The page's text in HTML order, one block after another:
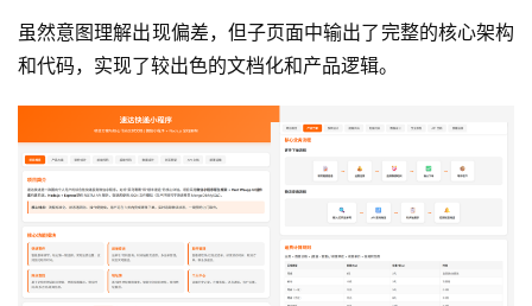
虽然意图理解出现偏差，但子页面中输出了完整的核心架构
和代码，实现了较出色的文档化和产品逻辑。